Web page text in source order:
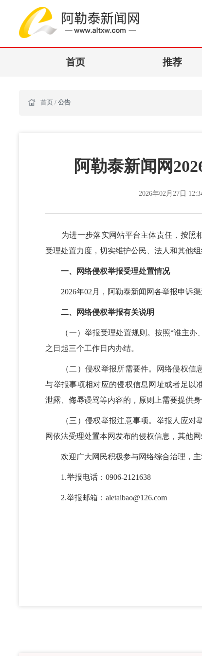
首页 推荐
首页 / 公告
阿勒泰新闻网
2026年02月27日
为进一步落实网站平台主体责任，按照相
受理处置力度，切实维护公民、法人和其他
一、网络侵权举报受理处置情况
2026年02月， 阿勒泰新闻网各举报申诉
二、网络侵权举报有关说明
（一）举报受理处置规则。按照“谁主办、
之日起三个工作日内办结。
（二）侵权举报所需要件。网络侵权信息
与举报事项相对应的侵权信息网址或者足以
泄露、侮辱谩骂等内容的，原则上需要提供身
（三）侵权举报注意事项。举报人应对举
网依法受理处置本网发布的侵权信息，其他
欢迎广大网民积极参与网络综合治理，主
1.举报电话：0906-2121638
2.举报邮箱：aletaibao@126.com